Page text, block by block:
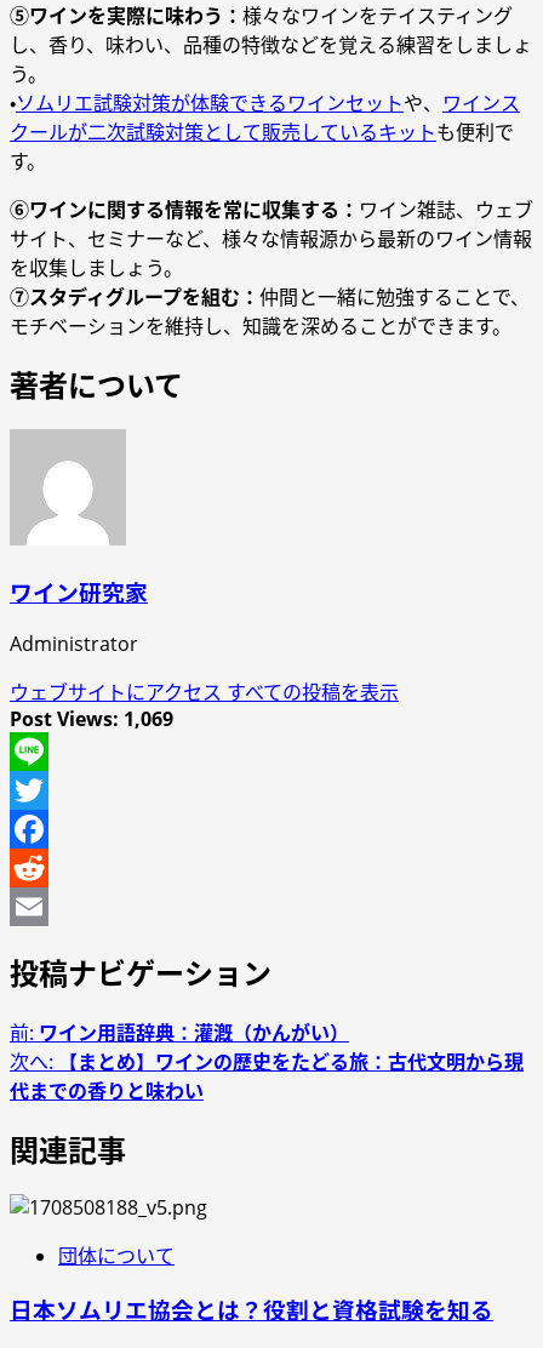
⑤ワインを実際に味わう： 様々なワインをテイスティング
し、香り、味わい、品種の特徴などを覚える練習をしましょ
う。
・ソムリエ試験対策が体験できるワインセットや、 ワインス
クールが二次試験対策として販売しているキットも便利で
す。
⑥ワインに関する情報を常に収集する： ワイン雑誌、ウェブ
サイト、セミナーなど、様々な情報源から最新のワイン情報
を収集しましょう。
⑦スタディグループを組む： 仲間と一緒に勉強することで、
モチベーションを維持し、知識を深めることができます。
著者について
ワイン研究家
Administrator
ウェブサイトにアクセス すべての投稿を表示
Post Views: 1,069
Line
Twitter
Facebook
Reddit
投稿ナビゲーション
前: ワイン用語辞典：灌漑（かんがい）
次へ:
【まとめ】ワインの歴史をたどる旅：古代文明から現
代までの香りと味わい
関連記事
団体について
日本ソムリエ協会とは？役割と資格試験を知る